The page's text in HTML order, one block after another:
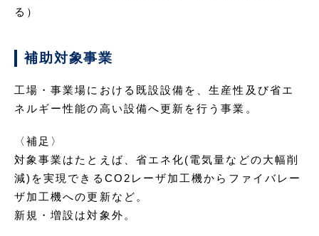
る）
補助対象事業
工場・事業場における既設設備を、生産性及び省エ
ネルギー性能の高い設備へ更新を行う事業。
〈補足〉
対象事業はたとえば、省エネ化(電気量などの大幅削
減)を実現できるCO2レーザ加工機からファイバレー
ザ加工機への更新など。
新規・増設は対象外。